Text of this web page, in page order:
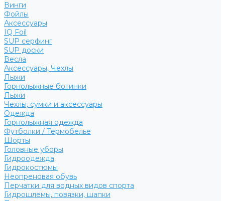
Винги
Фойлы
Аксессуары
IQ Foil
SUP серфинг
SUP доски
Весла
Аксессуары, Чехлы
Лыжи
Горнолыжные ботинки
Лыжи
Чехлы, сумки и аксессуары
Одежда
Горнолыжная одежда
Футболки / Термобелье
Шорты
Головные уборы
Гидроодежда
Гидрокостюмы
Неопреновая обувь
Перчатки для водных видов спорта
Гидрошлемы, повязки, шапки